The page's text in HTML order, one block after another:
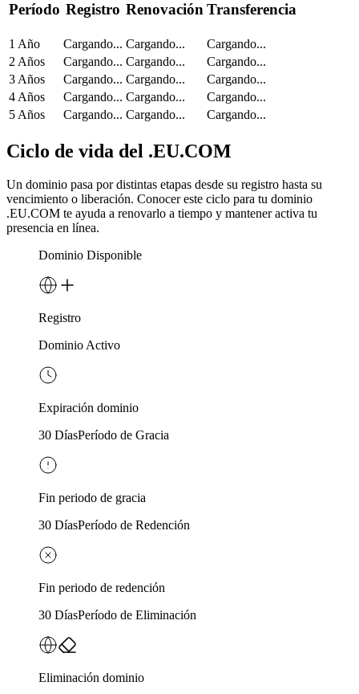
Período Registro RenovaciónTransferencia
1 Año Cargando... Cargando...
Cargando...
2 Años
Cargando... Cargando...
Cargando...
3 Años
Cargando... Cargando...
Cargando...
4 Años
Cargando... Cargando...
Cargando...
5 Años
Cargando... Cargando... Cargando...
Ciclo de vida del .EU.COM
Un dominio pasa por distintas etapas desde su registro hasta su
vencimiento o liberación. Conocer este ciclo para tu dominio
.EU.COM te ayuda a renovarlo a tiempo y mantener activa tu
presencia en línea.
Dominio Disponible
Registro
Dominio Activo
Expiración dominio
30 DíasPeríodo de Gracia
Fin periodo de gracia
30 DíasPeríodo de Redención
Fin periodo de redención
30 DíasPeríodo de Eliminación
Eliminación dominio